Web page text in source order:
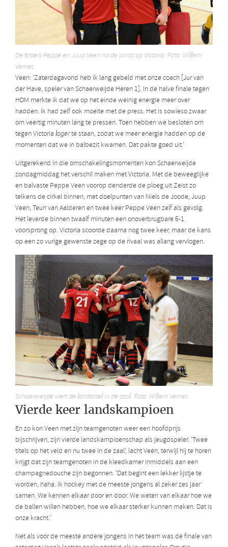
De broers Peppe en Juup Veen na de winst op Victoria. Foto: Willem
Vernes
Veen: ‘Zaterdagavond heb ik lang gebeld met onze coach [Jur van
der Have, speler van Schaerweijde Heren 1]. In de halve finale tegen
HDM merkte ik dat we op het einde weinig energie meer over
hadden. Ik had zelf ook moeite met de press. Het is sowieso zwaar
om veertig minuten lang te pressen. Toen hebben we besloten om
tegen Victoria lagerte staan, zodat we meer energie hadden op de
momenten dat we in balbezit kwamen. Dat pakte goed uit.’
Uitgerekend in die omschakelingsmomenten kon Schaerweijde
zondagmiddag het verschil maken met Victoria. Met de beweeglijke
en balvaste Peppe Veen voorop denderde de ploeg uit Zeist zo
telkens de cirkel binnen, met doelpunten van Niels de Joode, Juup
Veen, Teun van Aalderen en twee keer Peppe Veen zelf als gevolg.
Het leverde binnen twaalf minuten een onoverbrugbare 6-1
voorsprong op. Victoria scoorde daarna nog twee keer, maar de kans
op een zo vurige gewenste zege op de rivaal was allang vervlogen.
Schaerweijde viert de landstitel in de zaal. Foto: Willem Vernes
Vierde keer landskampioen
En zo kon Veen met zijn teamgenoten weer een hoofdprijs
bijschrijven, zijn vierde landskampioenschap als jeugdspeler. ‘Twee
titels op het veld en nu twee in de zaal’, lacht Veen, terwijl hij te horen
krijgt dat zijn teamgenoten in de kleedkamer inmiddels aan een
champagnedouche zijn begonnen. ‘Dat begint een lekker lijstje te
worden, haha. Ik hockey met de meeste jongens al zeker zes jaar
samen. We kennen elkaar door en door. We weten van elkaar hoe we
de ballen willen hebben, hoe we elkaar sterker kunnen maken. Dat is
onze kracht.’
Net als voor de meeste andere jongens in het team was de finale van